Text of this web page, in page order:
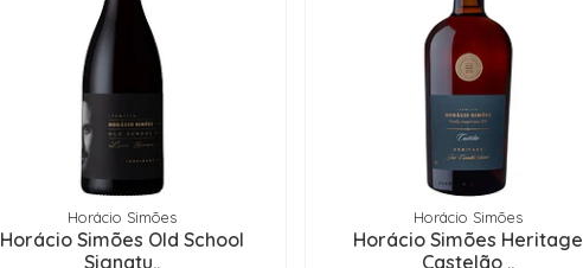
Horácio Simões
Horácio Simões Old School
Signatu..
Horácio Simões
Horácio Simões Heritage
Castelão ..